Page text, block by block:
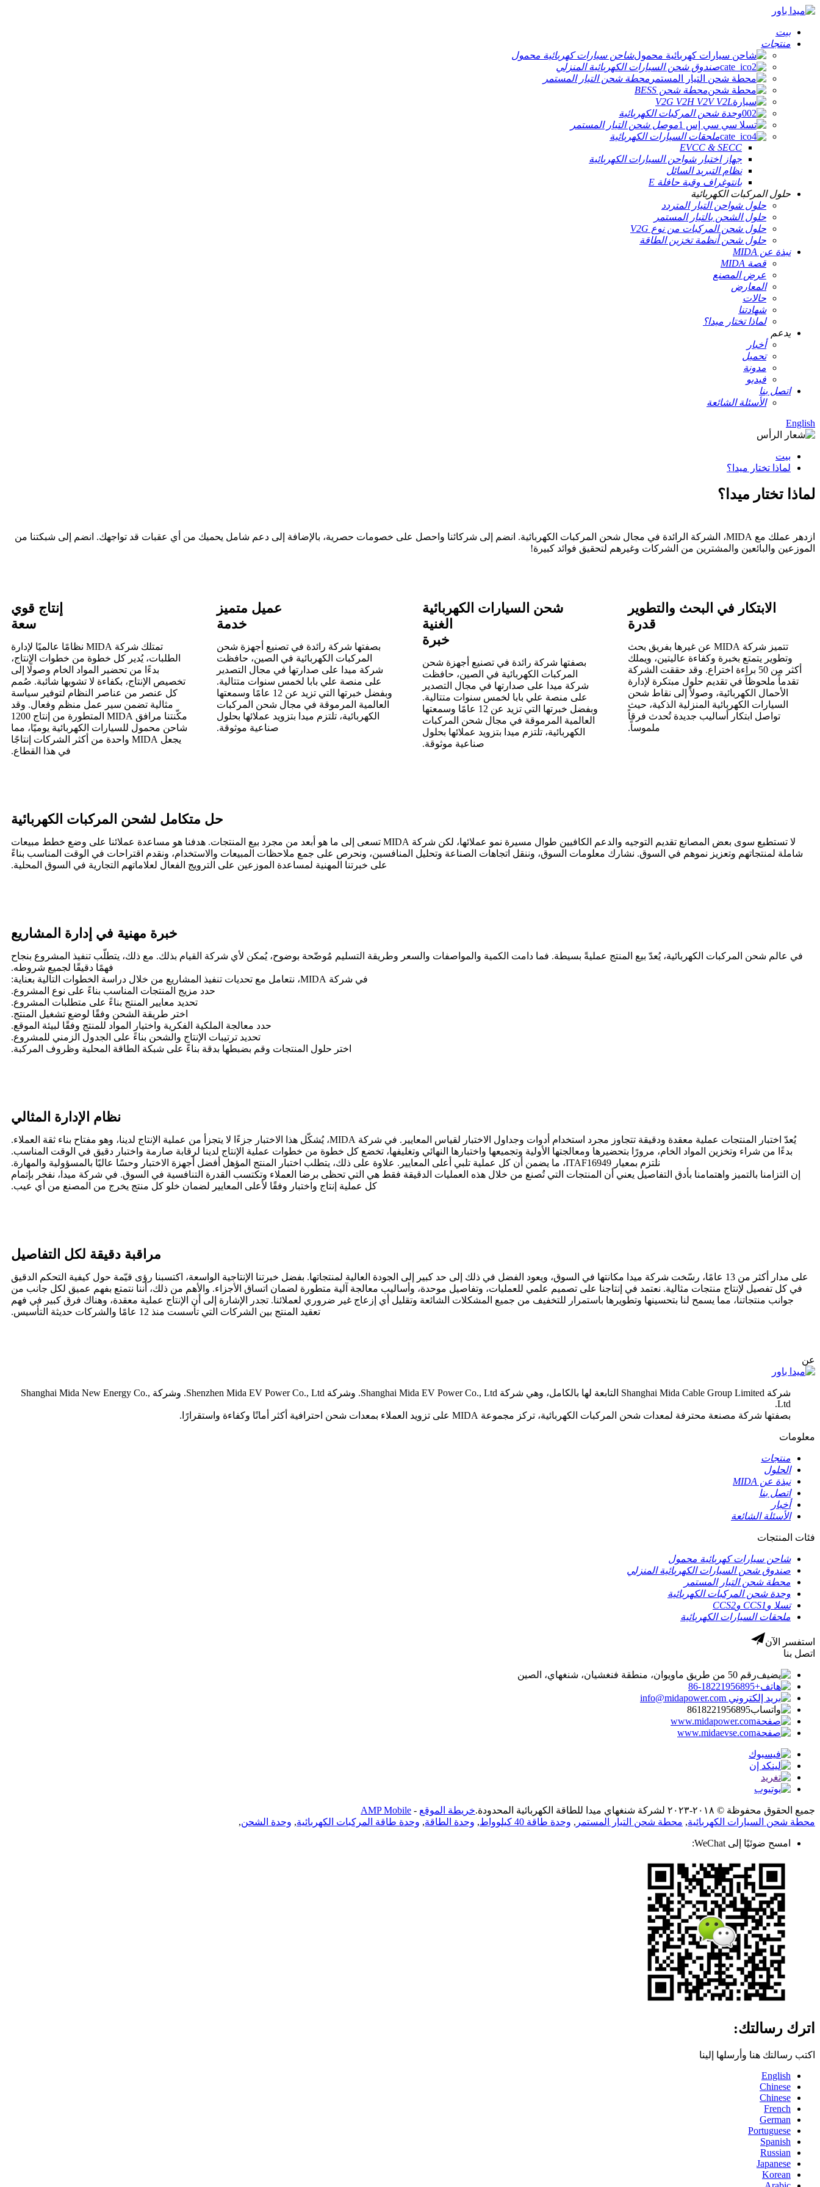
بيت
منتجات
شاحن سيارات كهربائية محمول
صندوق شحن السيارات الكهربائية المنزلي
محطة شحن التيار المستمر
محطة شحن BESS
V2G V2H V2V V2L
وحدة شحن المركبات الكهربائية
موصل شحن التيار المستمر
ملحقات السيارات الكهربائية
EVCC & SECC
جهاز اختبار شواحن السيارات الكهربائية
نظام التبريد السائل
بانتوغراف وقبة حافلة E
حلول المركبات الكهربائية
حلول شواحن التيار المتردد
حلول الشحن بالتيار المستمر
حلول شحن المركبات من نوع V2G
حلول شحن أنظمة تخزين الطاقة
نبذة عن MIDA
قصة MIDA
عرض المصنع
المعارض
حالات
شهادتنا
لماذا تختار ميدا؟
يدعم
أخبار
تحميل
مدونة
فيديو
اتصل بنا
الأسئلة الشائعة
English
بيت
لماذا تختار ميدا؟
لماذا تختار ميدا؟
ازدهر عملك مع MIDA، الشركة الرائدة في مجال شحن المركبات الكهربائية. انضم إلى شركائنا واحصل على خصومات حصرية، بالإضافة إلى دعم شامل يحميك من أي عقبات قد تواجهك. انضم إلى شبكتنا من
الموزعين والبائعين والمشترين من الشركات وغيرهم لتحقيق فوائد كبيرة!
الابتكار في البحث والتطوير
قدرة
تتميز شركة MIDA عن غيرها بفريق بحث
وتطوير يتمتع بخبرة وكفاءة عاليتين، ويملك
أكثر من 50 براءة اختراع. وقد حققت الشركة
تقدماً ملحوظاً في تقديم حلول مبتكرة لإدارة
الأحمال الكهربائية، وصولاً إلى نقاط شحن
السيارات الكهربائية المنزلية الذكية، حيث
تواصل ابتكار أساليب جديدة تُحدث فرقاً
ملموساً.
شحن السيارات الكهربائية
الغنية
خبرة
بصفتها شركة رائدة في تصنيع أجهزة شحن
المركبات الكهربائية في الصين، حافظت
شركة ميدا على صدارتها في مجال التصدير
على منصة علي بابا لخمس سنوات متتالية.
وبفضل خبرتها التي تزيد عن 12 عامًا وسمعتها
العالمية المرموقة في مجال شحن المركبات
الكهربائية، تلتزم ميدا بتزويد عملائها بحلول
صناعية موثوقة.
عميل متميز
خدمة
بصفتها شركة رائدة في تصنيع أجهزة شحن
المركبات الكهربائية في الصين، حافظت
شركة ميدا على صدارتها في مجال التصدير
على منصة علي بابا لخمس سنوات متتالية.
وبفضل خبرتها التي تزيد عن 12 عامًا وسمعتها
العالمية المرموقة في مجال شحن المركبات
الكهربائية، تلتزم ميدا بتزويد عملائها بحلول
صناعية موثوقة.
إنتاج قوي
سعة
تمتلك شركة MIDA نظامًا عالميًا لإدارة
الطلبات، يُدير كل خطوة من خطوات الإنتاج،
بدءًا من تحضير المواد الخام وصولًا إلى
تخصيص الإنتاج، بكفاءة لا تشوبها شائبة. صُمم
كل عنصر من عناصر النظام لتوفير سياسة
مثالية تضمن سير عمل منظم وفعال. وقد
مكّنتنا مرافق MIDA المتطورة من إنتاج 1200
شاحن محمول للسيارات الكهربائية يوميًا، مما
يجعل MIDA واحدة من أكثر الشركات إنتاجًا
في هذا القطاع.
حل متكامل لشحن المركبات الكهربائية
لا تستطيع سوى بعض المصانع تقديم التوجيه والدعم الكافيين طوال مسيرة نمو عملائها، لكن شركة MIDA تسعى إلى ما هو أبعد من مجرد بيع المنتجات. هدفنا هو مساعدة عملائنا على وضع خطط مبيعات
شاملة لمنتجاتهم وتعزيز نموهم في السوق. نشارك معلومات السوق، وننقل اتجاهات الصناعة وتحليل المنافسين، ونحرص على جمع ملاحظات المبيعات والاستخدام، ونقدم اقتراحات في الوقت المناسب بناءً
على خبرتنا المهنية لمساعدة الموزعين على الترويج الفعال لعلاماتهم التجارية في السوق المحلية.
خبرة مهنية في إدارة المشاريع
في عالم شحن المركبات الكهربائية، يُعدّ بيع المنتج عمليةً بسيطة. فما دامت الكمية والمواصفات والسعر وطريقة التسليم مُوضّحة بوضوح، يُمكن لأي شركة القيام بذلك. مع ذلك، يتطلّب تنفيذ المشروع بنجاح
فهمًا دقيقًا لجميع شروطه.
في شركة MIDA، نتعامل مع تحديات تنفيذ المشاريع من خلال دراسة الخطوات التالية بعناية:
حدد مزيج المنتجات المناسب بناءً على نوع المشروع.
تحديد معايير المنتج بناءً على متطلبات المشروع.
اختر طريقة الشحن وفقًا لوضع تشغيل المنتج.
حدد معالجة الملكية الفكرية واختيار المواد للمنتج وفقًا لبيئة الموقع.
تحديد ترتيبات الإنتاج والشحن بناءً على الجدول الزمني للمشروع.
اختر حلول المنتجات وقم بضبطها بدقة بناءً على شبكة الطاقة المحلية وظروف المركبة.
نظام الإدارة المثالي
يُعدّ اختبار المنتجات عملية معقدة ودقيقة تتجاوز مجرد استخدام أدوات وجداول الاختبار لقياس المعايير. في شركة MIDA، يُشكّل هذا الاختبار جزءًا لا يتجزأ من عملية الإنتاج لدينا، وهو مفتاح بناء ثقة العملاء.
بدءًا من شراء وتخزين المواد الخام، مرورًا بتحضيرها ومعالجتها الأولية وتجميعها واختبارها النهائي وتغليفها، تخضع كل خطوة من خطوات عملية الإنتاج لدينا لرقابة صارمة واختبار دقيق في الوقت المناسب.
نلتزم بمعيار ITAF16949، ما يضمن أن كل عملية تلبي أعلى المعايير. علاوة على ذلك، يتطلب اختبار المنتج المؤهل أفضل أجهزة الاختبار وحسًا عاليًا بالمسؤولية والمهارة.
إن التزامنا بالتميز واهتمامنا بأدق التفاصيل يعني أن المنتجات التي تُصنع من خلال هذه العمليات الدقيقة فقط هي التي تحظى برضا العملاء وتكتسب القدرة التنافسية في السوق. في شركة ميدا، نفخر بإتمام
كل عملية إنتاج واختبار وفقًا لأعلى المعايير لضمان خلو كل منتج يخرج من المصنع من أي عيب.
مراقبة دقيقة لكل التفاصيل
على مدار أكثر من 13 عامًا، رسّخت شركة ميدا مكانتها في السوق، ويعود الفضل في ذلك إلى حد كبير إلى الجودة العالية لمنتجاتها. بفضل خبرتنا الإنتاجية الواسعة، اكتسبنا رؤى قيّمة حول كيفية التحكم الدقيق
في كل تفصيل لإنتاج منتجات مثالية. نعتمد في إنتاجنا على تصميم علمي للعمليات، وتفاصيل موحدة، وأساليب معالجة آلية متطورة لضمان اتساق الأجزاء. والأهم من ذلك، أننا نتمتع بفهم عميق لكل جانب من
جوانب منتجاتنا، مما يسمح لنا بتحسينها وتطويرها باستمرار للتخفيف من جميع المشكلات الشائعة وتقليل أي إزعاج غير ضروري لعملائنا. تجدر الإشارة إلى أن الإنتاج عملية معقدة، وهناك فرق كبير في فهم
تعقيد المنتج بين الشركات التي تأسست منذ 12 عامًا والشركات حديثة التأسيس.
عن
شركة Shanghai Mida Cable Group Limited التابعة لها بالكامل، وهي شركة Shanghai Mida EV Power Co., Ltd. وشركة Shenzhen Mida EV Power Co., Ltd. وشركة Shanghai Mida New Energy Co.,
Ltd.
بصفتها شركة مصنعة محترفة لمعدات شحن المركبات الكهربائية، تركز مجموعة MIDA على تزويد العملاء بمعدات شحن احترافية أكثر أمانًا وكفاءة واستقرارًا.
معلومات
منتجات
الحلول
نبذة عن MIDA
اتصل بنا
أخبار
الأسئلة الشائعة
فئات المنتجات
شاحن سيارات كهربائية محمول
صندوق شحن السيارات الكهربائية المنزلي
محطة شحن التيار المستمر
وحدة شحن المركبات الكهربائية
تسلا وCCS1 وCCS2
ملحقات السيارات الكهربائية
استفسر الآن
اتصل بنا
رقم 50 من طريق ماويوان، منطقة فنغشيان، شنغهاي، الصين
+86-18221956895
8618221956895
www.midapower.com
www.midaevse.com
جميع الحقوق محفوظة © ٢٠١٨-٢٠٢٣ لشركة شنغهاي ميدا للطاقة الكهربائية المحدودة. خريطة الموقع -
AMP Mobile
محطة شحن السيارات الكهربائية, محطة شحن التيار المستمر , وحدة طاقة 40 كيلوواط , وحدة الطاقة, وحدة طاقة المركبات الكهربائية, وحدة الشحن,
امسح ضوئيًا إلى WeChat:
اترك رسالتك:
اكتب رسالتك هنا وأرسلها إلينا
English
Chinese
Chinese
French
German
Portuguese
Spanish
Russian
Japanese
Korean